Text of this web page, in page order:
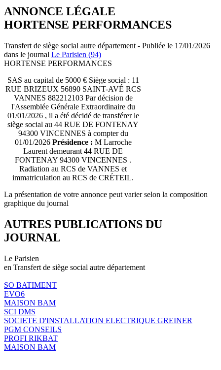
ANNONCE LÉGALE
HORTENSE PERFORMANCES
Transfert de siège social autre département - Publiée le 17/01/2026
dans le journal Le Parisien (94)
HORTENSE PERFORMANCES
SAS au capital de 5000 € Siège social : 11
RUE BRIZEUX 56890 SAINT-AVÉ RCS
VANNES 882212103 Par décision de
l'Assemblée Générale Extraordinaire du
01/01/2026 , il a été décidé de transférer le
siège social au 44 RUE DE FONTENAY
94300 VINCENNES à compter du
01/01/2026 Présidence : M Larroche
Laurent demeurant 44 RUE DE
FONTENAY 94300 VINCENNES .
Radiation au RCS de VANNES et
immatriculation au RCS de CRÉTEIL.
La présentation de votre annonce peut varier selon la composition
graphique du journal
AUTRES PUBLICATIONS DU
JOURNAL
Le Parisien
en Transfert de siège social autre département
SO BATIMENT
EVO6
MAISON BAM
SCI DMS
SOCIETE D'INSTALLATION ELECTRIQUE GREINER
PGM CONSEILS
PROFI RIKBAT
MAISON BAM